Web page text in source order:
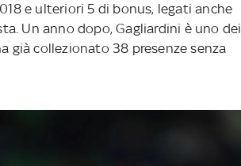
e ulteriori 5 di bonus, legati anche
Un anno dopo, Gagliardini è uno dei
già collezionato 38 presenze senza